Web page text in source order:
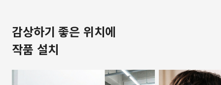
감상하기 좋은 위치에
작품 설치